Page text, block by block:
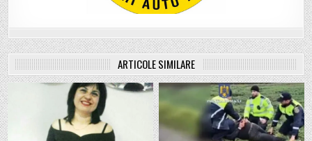
ARTICOLE SIMILARE